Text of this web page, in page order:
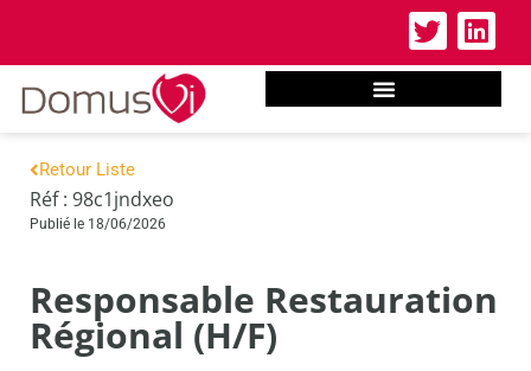
Retour Liste
Réf : 98c1jndxeo
Publié le 18/06/2026
Responsable Restauration
Régional (H/F)